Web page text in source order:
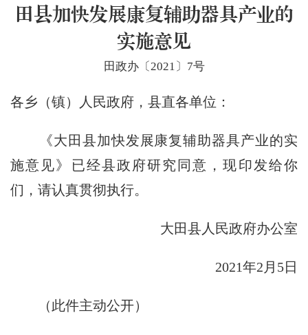
田县加快发展康复辅助器具产业的
实施意见
田政办〔2021〕7号
各乡（镇）人民政府，县直各单位：
《大田县加快发展康复辅助器具产业的实
施意见》已经县政府研究同意，现印发给你
们，请认真贯彻执行。
大田县人民政府办公室
2021年2月5日
（此件主动公开）